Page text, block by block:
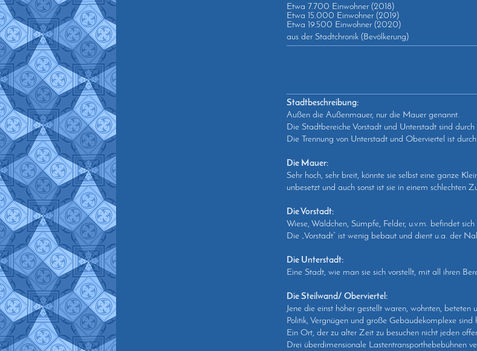
Etwa 7.700 Einwohner (2018)
Etwa 15.000 Einwohner (2019)
Etwa 19.500 Einwohner (2020)
aus der Stadtchronik (Bevölkerung)
Stadtbeschreibung:
Außen die Außenmauer, nur die Mauer genannt.
Die Stadtbereiche Vorstadt und Unterstadt sind
Die Trennung von Unterstadt und Oberviertel ist
Die Mauer:
Sehr hoch, sehr breit, könnte sie selbst eine ganze
unbesetzt und auch sonst ist sie in einem schlechten
Die Vorstadt:
Wiese, Wäldchen, Sümpfe, Felder, u.v.m. befindet
Die „Vorstadt“ ist wenig bebaut und dient u.a. der
Die Unterstadt:
Eine Stadt, wie man sie sich vorstellt, mit all ihren
Die Steilwand/ Oberviertel:
Jene die einst höher gestellt waren, wohnten, beteten
Politik, Vergnügen und große Gebäudekomplexe
Ein Ort, der zu alter Zeit zu besuchen nicht jeden
Drei überdimensionale Lastentransporthebebühnen